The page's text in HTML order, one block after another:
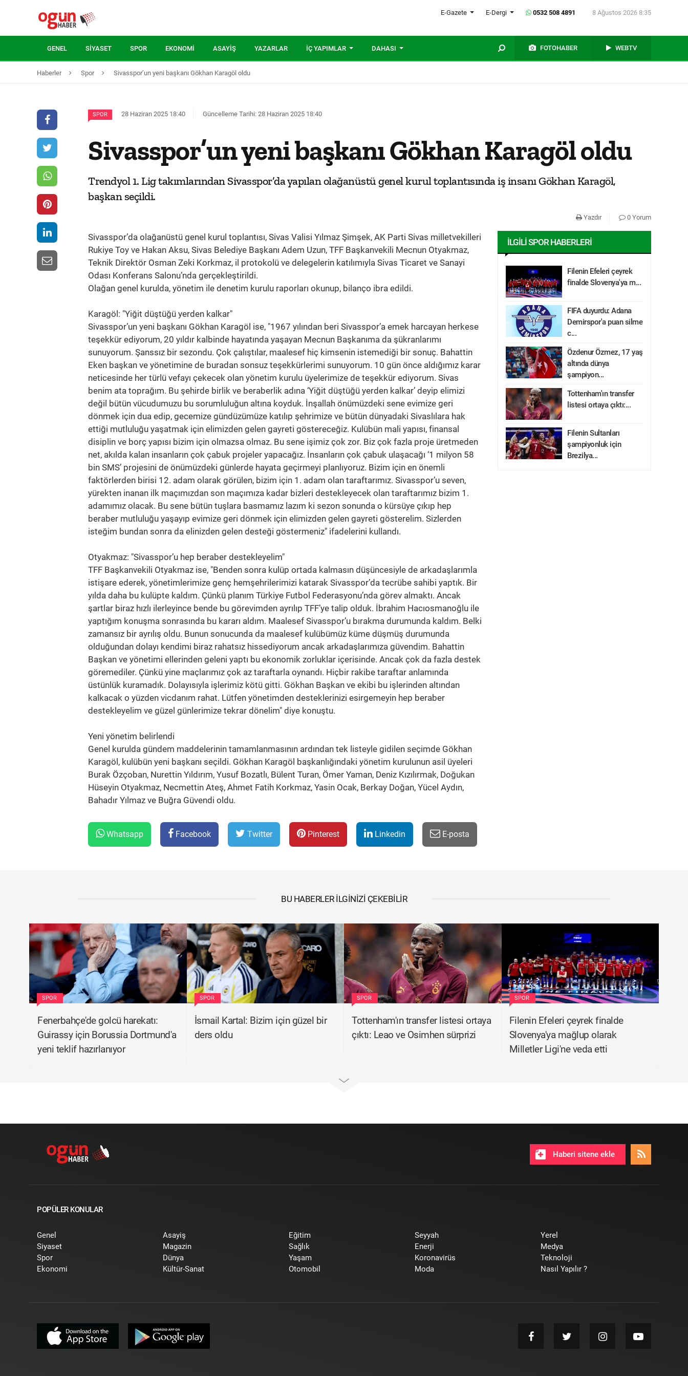
E-Gazete E-Dergi 0532 508 4891 8 Ağustos 2026 8:35
GENEL SIYASET SPOR EKONOMI ASAYIŞ YAZARLAR İÇ YAPIMLAR DAHASI FOTOHABER WEBTV
Haberler Spor Sivasspor’un yeni başkanı Gökhan Karagöl oldu
SPOR 28 Haziran 2025 18:40 Güncelleme Tarihi: 28 Haziran 2025 18:40
Sivasspor’un yeni başkanı Gökhan Karagöl oldu
Trendyol 1. Lig takımlarından Sivasspor’da yapılan olağanüstü genel kurul toplantısında iş insanı Gökhan Karagöl,
başkan seçildi.
Yazdır 0 Yorum
Sivasspor’da olağanüstü genel kurul toplantısı, Sivas Valisi Yılmaz Şimşek, AK Parti Sivas milletvekilleri
Rukiye Toy ve Hakan Aksu, Sivas Belediye Başkanı Adem Uzun, TFF Başkanvekili Mecnun Otyakmaz,
Teknik Direktör Osman Zeki Korkmaz, il protokolü ve delegelerin katılımıyla Sivas Ticaret ve Sanayi
Odası Konferans Salonu’nda gerçekleştirildi.
Olağan genel kurulda, yönetim ile denetim kurulu raporları okunup, bilanço ibra edildi.
Karagöl: "Yiğit düştüğü yerden kalkar"
Sivasspor’un yeni başkanı Gökhan Karagöl ise, "1967 yılından beri Sivasspor’a emek harcayan herkese
teşekkür ediyorum, 20 yıldır kalbinde hayatında yaşayan Mecnun Başkanıma da şükranlarımı
sunuyorum. Şanssız bir sezondu. Çok çalıştılar, maalesef hiç kimsenin istemediği bir sonuç. Bahattin
Eken başkan ve yönetimine de buradan sonsuz teşekkürlerimi sunuyorum. 10 gün önce aldığımız karar
neticesinde her türlü vefayı çekecek olan yönetim kurulu üyelerimize de teşekkür ediyorum. Sivas
benim ata toprağım. Bu şehirde birlik ve beraberlik adına ‘Yiğit düştüğü yerden kalkar’ deyip elimizi
değil bütün vücudumuzu bu sorumluluğun altına koyduk. İnşallah önümüzdeki sene evimize geri
dönmek için dua edip, gecemize gündüzümüze katılıp şehrimize ve bütün dünyadaki Sivaslılara hak
ettiği mutluluğu yaşatmak için elimizden gelen gayreti göstereceğiz. Kulübün mali yapısı, finansal
disiplin ve borç yapısı bizim için olmazsa olmaz. Bu sene işimiz çok zor. Biz çok fazla proje üretmeden
net, akılda kalan insanların çok çabuk projeler yapacağız. İnsanların çok çabuk ulaşacağı ‘1 milyon 58
bin SMS’ projesini de önümüzdeki günlerde hayata geçirmeyi planlıyoruz. Bizim için en önemli
faktörlerden birisi 12. adam olarak görülen, bizim için 1. adam olan taraftarımız. Sivasspor’u seven,
yürekten inanan ilk maçımızdan son maçımıza kadar bizleri destekleyecek olan taraftarımız bizim 1.
adamımız olacak. Bu sene bütün tuşlara basmamız lazım ki sezon sonunda o kürsüye çıkıp hep
beraber mutluluğu yaşayıp evimize geri dönmek için elimizden gelen gayreti gösterelim. Sizlerden
isteğim bundan sonra da elinizden gelen desteği göstermeniz" ifadelerini kullandı.
Otyakmaz: "Sivasspor’u hep beraber destekleyelim"
TFF Başkanvekili Otyakmaz ise, "Benden sonra kulüp ortada kalmasın düşüncesiyle de arkadaşlarımla
istişare ederek, yönetimlerimize genç hemşehrilerimizi katarak Sivasspor’da tecrübe sahibi yaptık. Bir
yılda daha bu kulüpte kaldım. Çünkü planım Türkiye Futbol Federasyonu’nda görev almaktı. Ancak
şartlar biraz hızlı ilerleyince bende bu görevimden ayrılıp TFF’ye talip olduk. İbrahim Hacıosmanoğlu ile
yaptığım konuşma sonrasında bu kararı aldım. Maalesef Sivasspor’u bırakma durumunda kaldım. Belki
zamansız bir ayrılış oldu. Bunun sonucunda da maalesef kulübümüz küme düşmüş durumunda
olduğundan dolayı kendimi biraz rahatsız hissediyorum ancak arkadaşlarımıza güvendim. Bahattin
Başkan ve yönetimi ellerinden geleni yaptı bu ekonomik zorluklar içerisinde. Ancak çok da fazla destek
göremediler. Çünkü yine maçlarımız çok az taraftarla oynandı. Hiçbir rakibe taraftar anlamında
üstünlük kuramadık. Dolayısıyla işlerimiz kötü gitti. Gökhan Başkan ve ekibi bu işlerinden altından
kalkacak o yüzden vicdanım rahat. Lütfen yönetimden desteklerinizi esirgemeyin hep beraber
destekleyelim ve güzel günlerimize tekrar dönelim" diye konuştu.
Yeni yönetim belirlendi
Genel kurulda gündem maddelerinin tamamlanmasının ardından tek listeyle gidilen seçimde Gökhan
Karagöl, kulübün yeni başkanı seçildi. Gökhan Karagöl başkanlığındaki yönetim kurulunun asil üyeleri
Burak Özçoban, Nurettin Yıldırım, Yusuf Bozatlı, Bülent Turan, Ömer Yaman, Deniz Kızılırmak, Doğukan
Hüseyin Otyakmaz, Necmettin Ateş, Ahmet Fatih Korkmaz, Yasin Ocak, Berkay Doğan, Yücel Aydın,
Bahadır Yılmaz ve Buğra Güvendi oldu.
Whatsapp Facebook Twitter Pinterest Linkedin E-posta
İLGILI SPOR HABERLERI
Filenin Efeleri çeyrek
finalde Slovenya'ya m...
FIFA duyurdu: Adana
Demirspor'a puan silme
c...
Özdenur Özmez, 17 yaş
altında dünya
şampiyon...
Tottenham'ın transfer
listesi ortaya çıktı:...
Filenin Sultanları
şampiyonluk için
Brezilya...
BU HABERLER İLGINIZI ÇEKEBILIR
SPOR
Fenerbahçe'de golcü harekatı:
Guirassy için Borussia Dortmund'a
yeni teklif hazırlanıyor
SPOR
İsmail Kartal: Bizim için güzel bir
ders oldu
SPOR
Tottenham'ın transfer listesi ortaya
çıktı: Leao ve Osimhen sürprizi
SPOR
Filenin Efeleri çeyrek finalde
Slovenya'ya mağlup olarak
Milletler Ligi'ne veda etti
Haberi sitene ekle
POPÜLER KONULAR
Genel
Siyaset
Spor
Ekonomi
Asayiş
Magazin
Dünya
Kültür-Sanat
Eğitim
Sağlık
Yaşam
Otomobil
Seyyah
Enerji
Koronavirüs
Moda
Yerel
Medya
Teknoloji
Nasıl Yapılır ?